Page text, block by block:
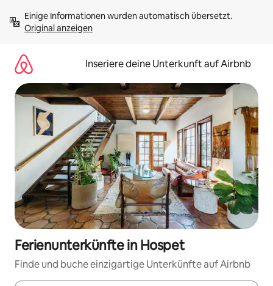
Inhalten
springenOriginal anzeigen
Inseriere deine Unterkunft auf Airbnb
Ferienunterkünfte in Hospet
Finde und buche einzigartige Unterkünfte auf Airbnb